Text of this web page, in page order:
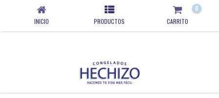
INICIO PRODUCTOS CARRITO
0